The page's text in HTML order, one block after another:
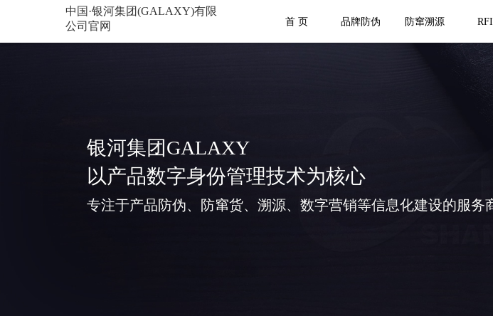
中国·银河集团(GALAXY)有限
公司官网
首 页
品牌防伪 防窜溯源
银河集团GALAXY
以产品数字身份管理技术为核心
专注于产品防伪、防窜货、溯源、数字营销等信息化建设的服务